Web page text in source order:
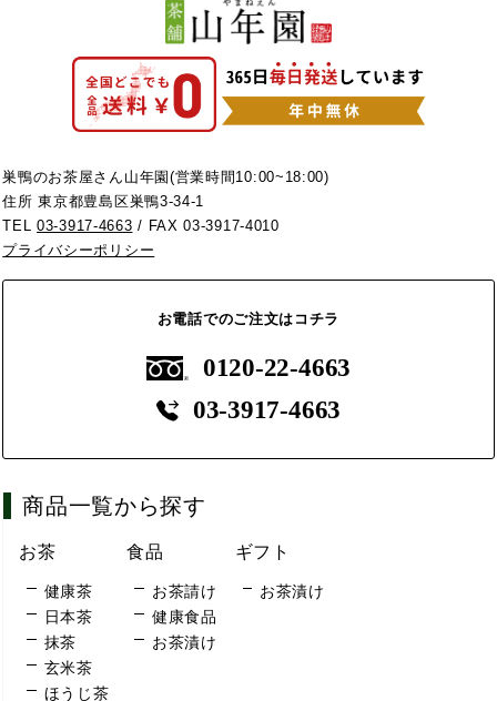
巣鴨のお茶屋さん山年園(営業時間10:00~18:00)
住所 東京都豊島区巣鴨3-34-1
TEL03-3917-4663 / FAX 03-3917-4010
プライバシーポリシー
お電話でのご注文はコチラ
0120-22-4663
03-3917-4663
商品一覧から探す
お茶
健康茶
日本茶
抹茶
玄米茶
ほうじ茶
食品
お茶請け
健康食品
お茶漬け
ギフト
お茶漬け